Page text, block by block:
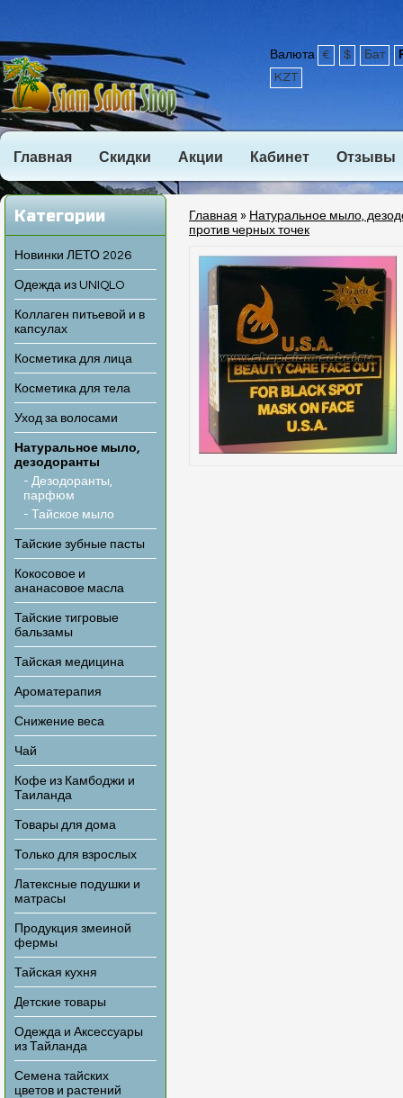
Валюта € $ Бат
KZT
Главная Скидки Акции Кабинет Отзывы
Категории
Новинки ЛЕТО 2026
Одежда из UNIQLO
Коллаген питьевой и в
капсулах
Косметика для лица
Косметика для тела
Уход за волосами
Натуральное мыло,
дезодоранты
- Дезодоранты,
парфюм
- Тайское мыло
Тайские зубные пасты
Кокосовое и
ананасовое масла
Тайские тигровые
бальзамы
Тайская медицина
Ароматерапия
Снижение веса
Чай
Кофе из Камбоджи и
Таиланда
Товары для дома
Только для взрослых
Латексные подушки и
матрасы
Продукция змеиной
фермы
Тайская кухня
Детские товары
Одежда и Аксессуары
из Тайланда
Семена тайских
цветов и растений
Главная » Натуральное мыло,
против черных точек